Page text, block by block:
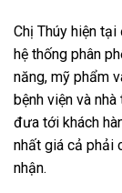
Chị Thúy hiện
hệ thống phân
năng, mỹ phẩm
bệnh viện và
đưa tới khách
nhất giá cả phải
nhận.